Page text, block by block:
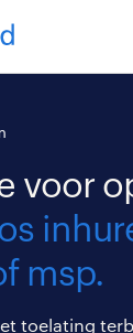
voor
msp.
toelating